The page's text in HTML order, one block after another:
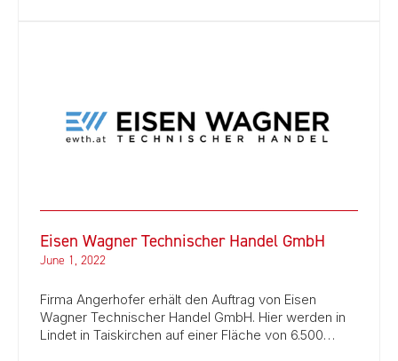
Eisen Wagner Technischer Handel GmbH
June 1, 2022
Firma Angerhofer erhält den Auftrag von Eisen
Wagner Technischer Handel GmbH. Hier werden in
Lindet in Taiskirchen auf einer Fläche von 6.500…